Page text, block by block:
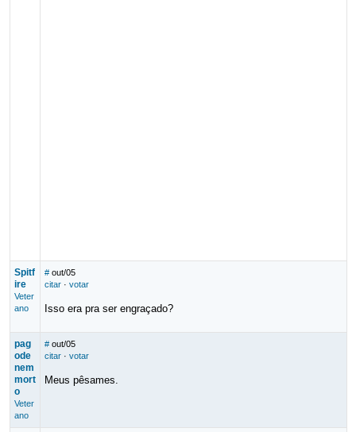
Spitf
ire
Veter
ano
# out/05
citar· votar
Isso era pra ser engraçado?
pag
ode
nem
mort
o
Veter
ano
# out/05
citar· votar
Meus pêsames.